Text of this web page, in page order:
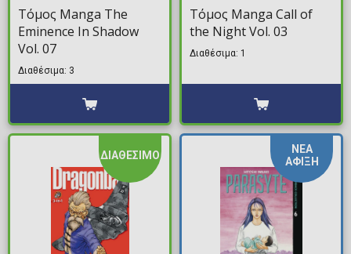
Τόμος Manga The
Eminence In Shadow
Vol. 07
Διαθέσιμα: 3
Τόμος Manga Call of
the Night Vol. 03
Διαθέσιμα: 1
ΔΙΑΘΕΣΙΜΟ
ΝΕΑ
ΑΦΙΞΗ